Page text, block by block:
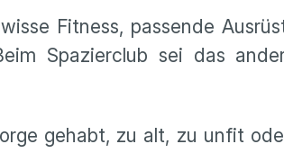
Fitness, passende
Spazierclub sei das
gehabt, zu alt, zu unfit